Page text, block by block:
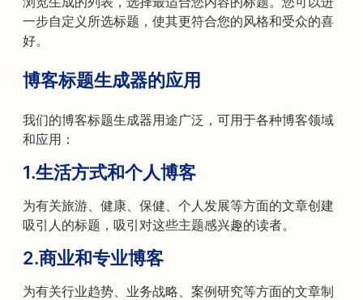
一步自定义所选标题，使其更符合您的风格和受众的喜
好。
博客标题生成器的应用
我们的博客标题生成器用途广泛，可用于各种博客领域
和应用：
1.生活方式和个人博客
为有关旅游、健康、保健、个人发展等方面的文章创建
吸引人的标题，吸引对这些主题感兴趣的读者。
2.商业和专业博客
为有关行业趋势、业务战略、案例研究等方面的文章制